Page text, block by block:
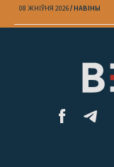
08 ЖНІЎНЯ 2026 НАВІНЫ